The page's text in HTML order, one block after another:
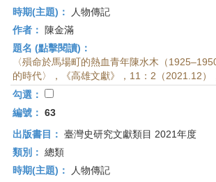
時期(主題)：
人物傳記
作者：
陳金滿
題名 (點擊閱讀)：
〈殞命於馬場町的熱血青年陳水木（
的時代〉，《高雄文獻》，11：2（2021.12）
勾選：
編號： 63
出版書目： 臺灣史研究文獻類目 2021年度
類別： 總類
時期(主題)：
人物傳記